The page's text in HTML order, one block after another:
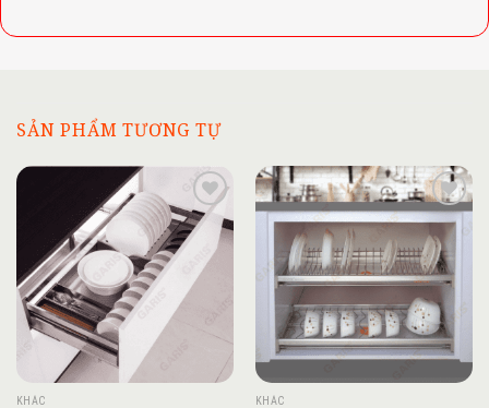
SẢN PHẨM TƯƠNG TỰ
Add to
wishlist
KHÁC
Add to
wishlist
KHÁC